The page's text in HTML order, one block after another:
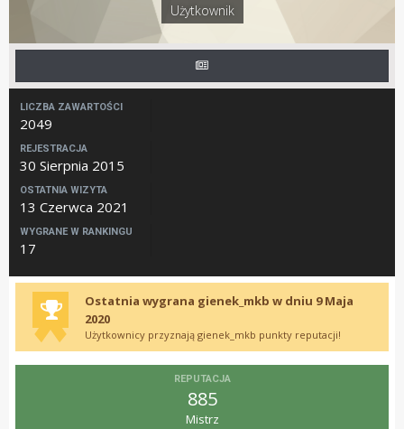
Użytkownik
LICZBA ZAWARTOŚCI
2049
REJESTRACJA
30 Sierpnia 2015
OSTATNIA WIZYTA
13 Czerwca 2021
WYGRANE W RANKINGU
17
Ostatnia wygrana gienek_mkb w dniu 9 Maja
2020
Użytkownicy przyznają gienek_mkb punkty reputacji!
REPUTACJA
885
Mistrz